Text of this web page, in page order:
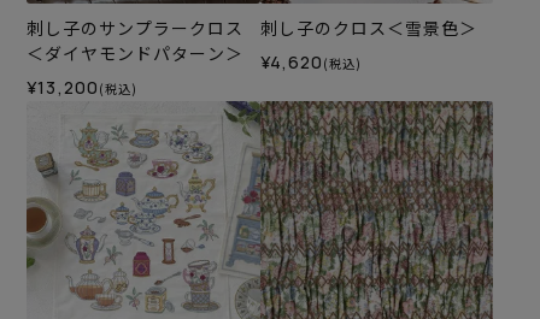
刺し子のサンプラークロス
＜ダイヤモンドパターン＞
¥13,200 (税込)
刺し子のクロス＜雪景色＞
¥4,620 (税込)